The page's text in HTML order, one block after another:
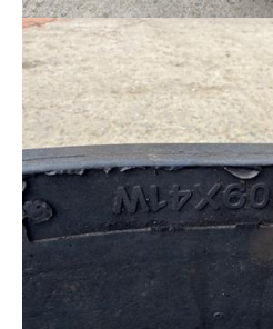
DISTRIBUTEUR HYDRAULIQUE
MOTEUR
CINTREUSE FER À BÉTON
CISEAUX À BÉTON
BROYEUR